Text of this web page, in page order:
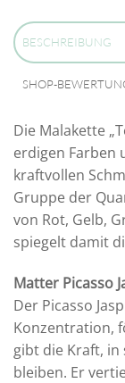
BESCHREIBUNG
SHOP-
Die Malakette
erdigen Farben
kraftvollen
Gruppe der
von Rot, Gelb,
spiegelt damit
Matter Picasso
Der Picasso
Konzentration,
gibt die Kraft,
bleiben. Er